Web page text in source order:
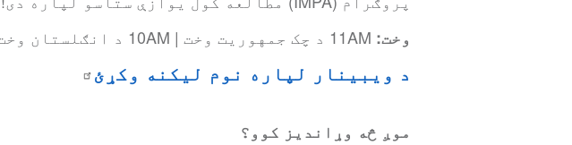
وخت: 11AM د چک جمهوریت وخت | 10AM د انګلستان وخت
د ویبینار لپاره نوم لیکنه وکړئ
موږ څه وړاندیز کوو؟